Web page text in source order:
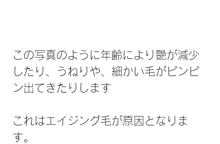
この写真のように年齢により艶が減少
したり、うねりや、細かい毛がピンピ
ン出てきたりします
これはエイジング毛が原因となりま
す。